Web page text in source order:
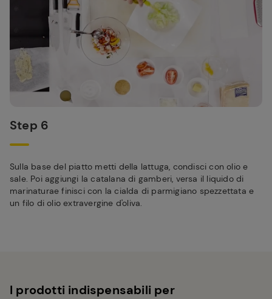
Step 6
Sulla base del piatto metti della lattuga, condisci con olio e
sale. Poi aggiungi la catalana di gamberi, versa il liquido di
marinaturae finisci con la cialda di parmigiano spezzettata e
un filo di olio extravergine d'oliva.
I prodotti indispensabili per